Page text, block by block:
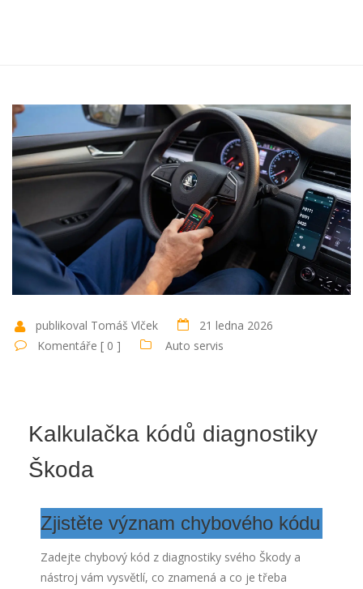
publikoval Tomáš Vlček
21 ledna 2026
Komentáře [ 0 ]
Auto servis
Kalkulačka kódů diagnostiky
Škoda
Zjistěte význam chybového kódu
Zadejte chybový kód z diagnostiky svého Škody a
nástroj vám vysvětlí, co znamená a co je třeba